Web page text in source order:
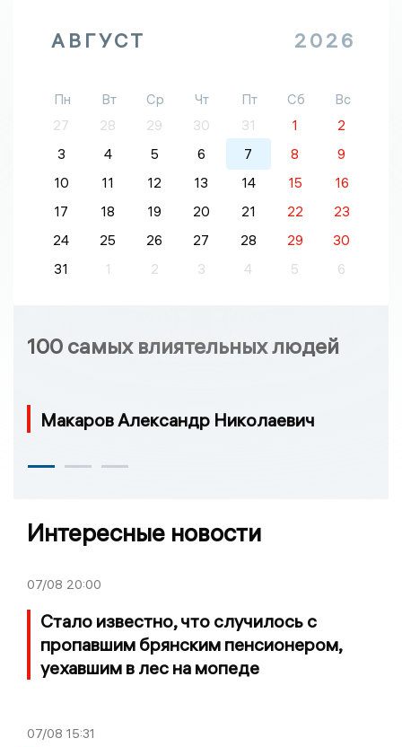
АВГУСТ 2026
Пн Вт Ср Чт Пт Сб
Вс
27
28 29 30 31 1
2
3
4 5 6 7 8
9
10
11 12 13 14 15
16
17
18 19 20 21 22
23
24
25 26 27 28 29
30
31
1 2 3 4 5 6
100 самых влиятельных людей
Макаров Александр Николаевич
Интересные новости
07/08 20:00
Стало известно, что случилось с
пропавшим брянским пенсионером,
уехавшим в лес на мопеде
07/08 15:31